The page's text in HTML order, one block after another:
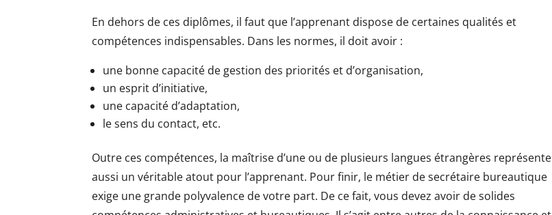
En dehors de ces diplômes, il faut que l’apprenant dispose de certaines qualités et
compétences indispensables. Dans les normes, il doit avoir :
une bonne capacité de gestion des priorités et d’organisation,
un esprit d’initiative,
une capacité d’adaptation,
le sens du contact, etc.
Outre ces compétences, la maîtrise d’une ou de plusieurs langues étrangères représente
aussi un véritable atout pour l’apprenant. Pour finir, le métier de secrétaire bureautique
exige une grande polyvalence de votre part. De ce fait, vous devez avoir de solides